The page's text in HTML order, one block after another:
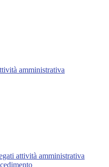
amministrativa
attività amministrativa